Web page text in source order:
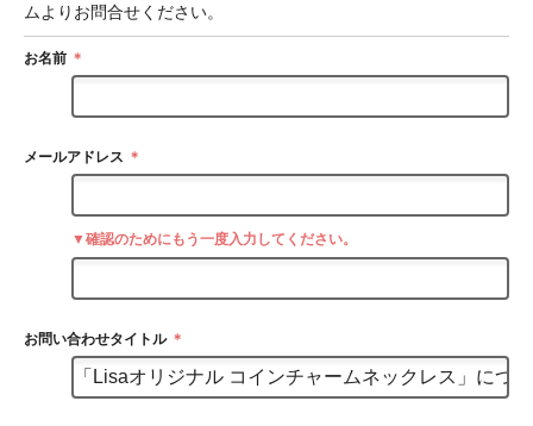
ムよりお問合せください。
お名前 ＊
メールアドレス ＊
▼確認のためにもう一度入力してください。
お問い合わせタイトル ＊